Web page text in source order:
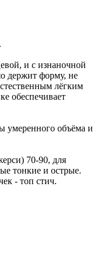
и с изнаночной
держит форму, не
лёгким
обеспечивает
умеренного объёма и
70-90, для
тонкие и острые.
- топ стич.